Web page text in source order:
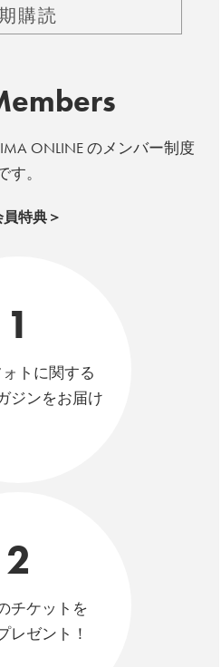
購読
IMA ONLINE のメンバー制度
す。
員特典＞
1
トに関する
ジンをお届け
2
チケットを
レゼント！